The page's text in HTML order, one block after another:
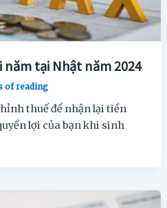
năm tại Nhật năm 2024
of reading
thuế để nhận lại tiền
lợi của bạn khi sinh